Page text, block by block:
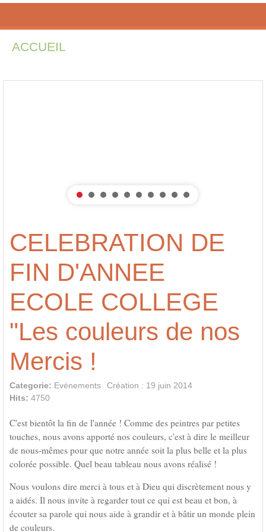
ACCUEIL
CELEBRATION DE
FIN D'ANNEE
ECOLE COLLEGE
"Les couleurs de nos
Mercis !
Categorie: Evénements
Création : 19 juin 2014
Hits: 4750
C'est bientôt la fin de l'année ! Comme des peintres par petites
touches, nous avons apporté nos couleurs, c'est à dire le meilleur
de nous-mêmes pour que notre année soit la plus belle et la plus
colorée possible. Quel beau tableau nous avons réalisé !
Nous voulons dire merci à tous et à Dieu qui discrètement nous y
a aidés. Il nous invite à regarder tout ce qui est beau et bon, à
écouter sa parole qui nous aide à grandir et à bâtir un monde plein
de couleurs.